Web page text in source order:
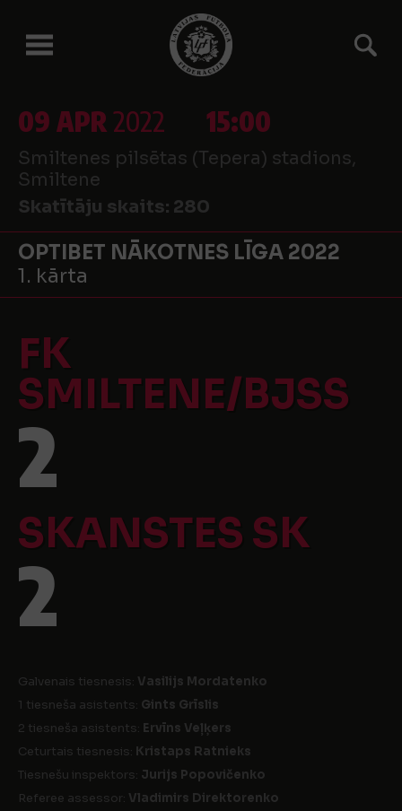
09 APR2022 15:00
Smiltenes pilsētas (Tepera) stadions,
Smiltene
Skatītāju skaits: 280
OPTIBET NĀKOTNES LĪGA 2022
1. kārta
FK
SMILTENE/BJSS
2
SKANSTES SK
2
Galvenais tiesnesis: Vasilijs Mordatenko
1 tiesneša asistents: Gints Grīslis
2 tiesneša asistents: Ervīns Veļķers
Ceturtais tiesnesis: Kristaps Ratnieks
Tiesnešu inspektors: Jurijs Popovičenko
Referee assessor: Vladimirs Direktorenko